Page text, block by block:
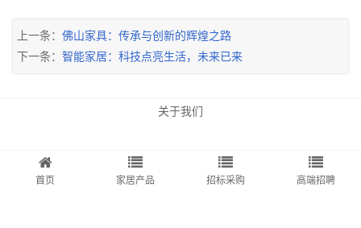
上一条： 佛山家具：传承与创新的辉煌之路
下一条： 智能家居：科技点亮生活，未来已来
首页 家居产品 招标采购 高端招聘
关于我们